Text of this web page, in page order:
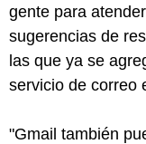
gente para
sugerencias de
las que ya se
servicio de correo
"Gmail también